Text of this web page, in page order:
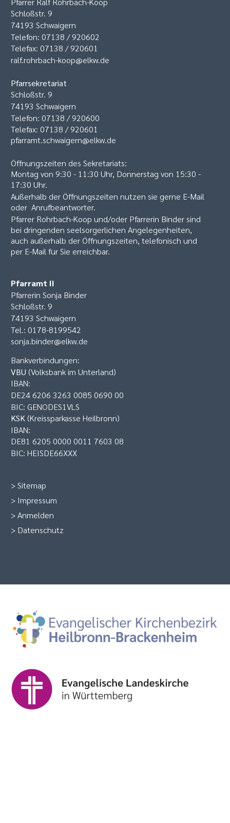
Schloßstr. 9
74193 Schwaigern
Telefon: 07138 / 920602
Telefax: 07138 / 920601
ralf.rohrbach-koop@elkw.de
Pfarrsekretariat
Schloßstr. 9
74193 Schwaigern
Telefon: 07138 / 920600
Telefax: 07138 / 920601
pfarramt.schwaigern@elkw.de
Öffnungszeiten des Sekretariats:
Montag von 9:30 - 11:30 Uhr, Donnerstag von 15:30 -
17:30 Uhr.
Außerhalb der Öffnungszeiten nutzen sie gerne E-Mail
oder Anrufbeantworter.
Pfarrer Rohrbach-Koop und/oder Pfarrerin Binder sind
bei dringenden seelsorgerlichen Angelegenheiten,
auch außerhalb der Öffnungszeiten, telefonisch und
per E-Mail für Sie erreichbar.
Pfarramt II
Pfarrerin Sonja Binder
Schloßstr. 9
74193 Schwaigern
Tel.: 0178-8199542
sonja.binder@elkw.de
Bankverbindungen:
VBU (Volksbank im Unterland)
IBAN:
DE24 6206 3263 0085 0690 00
BIC: GENODES1VLS
KSK (Kreissparkasse Heilbronn)
IBAN:
DE81 6205 0000 0011 7603 08
BIC: HEISDE66XXX
>Sitemap
> Impressum
>Anmelden
> Datenschutz